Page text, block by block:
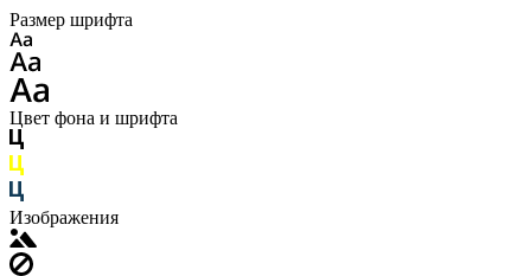
Размер шрифта
Цвет фона и шрифта
Изображения